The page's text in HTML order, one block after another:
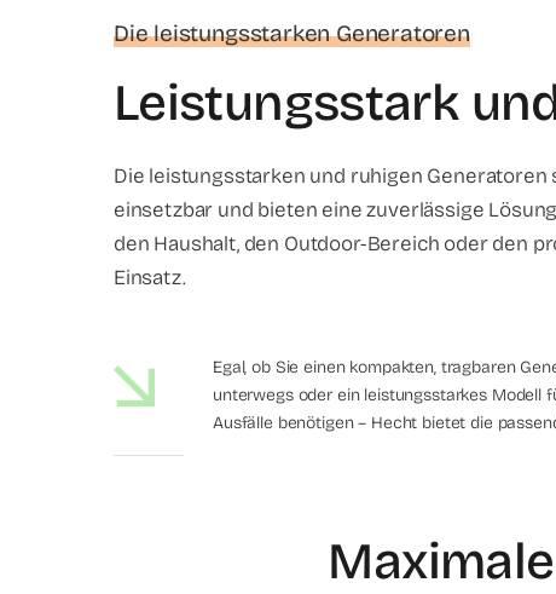
Die leistungsstarken Generatoren
Leistungsstark
Die leistungsstarken und ruhigen Generatoren
einsetzbar und bieten eine zuverlässige
den Haushalt, den Outdoor-Bereich oder den
Einsatz.
Egal, ob Sie einen kompakten, tragbaren
unterwegs oder ein leistungsstarkes Modell
Ausfälle benötigen – Hecht bietet die